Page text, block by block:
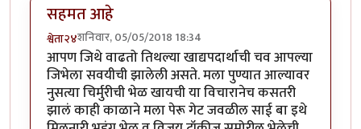
सहमत आहे
श्वेता२४शनिवार, 05/05/2018 18:34
आपण जिथे वाढतो तिथल्या खाद्यपदार्थाची चव आपल्या
जिभेला सवयीची झालेली असते. मला पुण्यात आल्यावर
नुसत्या चिर्मुरीची भेळ खायची या विचारानेच कसतरी
झालं काही काळाने मला पेरू गेट जवळील साई बा इथे